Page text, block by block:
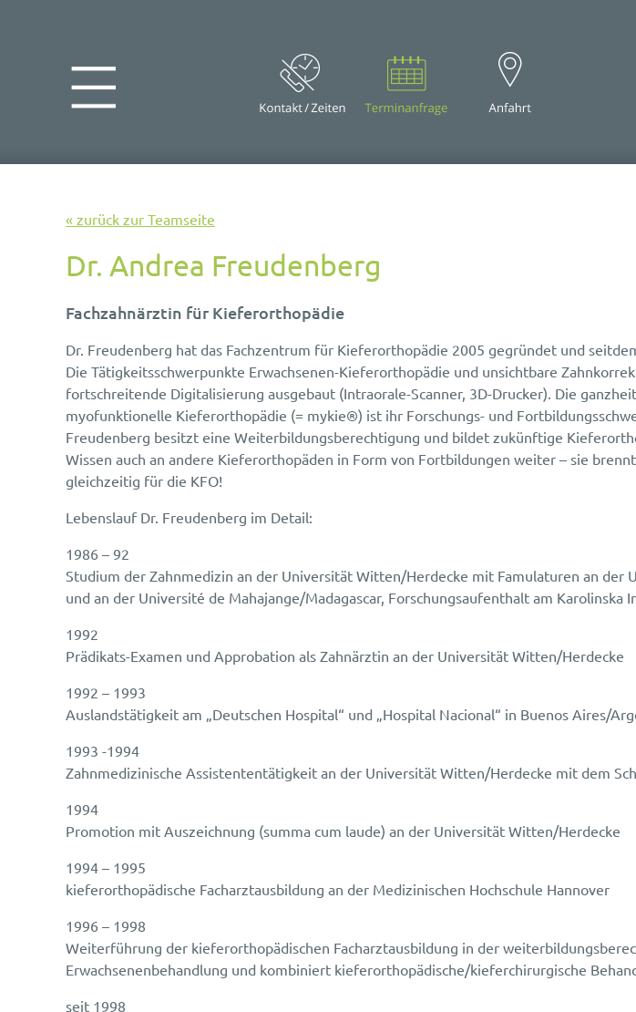
« zurück zur Teamseite
Dr. Andrea Freudenberg
Fachzahnärztin für Kieferorthopädie
Dr. Freudenberg hat das Fachzentrum für Kieferorthopädie 2005 gegründet und
Die Tätigkeitsschwerpunkte Erwachsenen-Kieferorthopädie und unsichtbare
fortschreitende Digitalisierung ausgebaut (Intraorale-Scanner, 3D-Drucker). Die
myofunktionelle Kieferorthopädie (= mykie®) ist ihr Forschungs- und
Freudenberg besitzt eine Weiterbildungsberechtigung und bildet zukünftige
Wissen auch an andere Kieferorthopäden in Form von Fortbildungen weiter – sie
gleichzeitig für die KFO!
Lebenslauf Dr. Freudenberg im Detail:
1986 – 92
Studium der Zahnmedizin an der Universität Witten/Herdecke mit Famulaturen an der
und an der Université de Mahajange/Madagascar, Forschungsaufenthalt am Karolinska
1992
Prädikats-Examen und Approbation als Zahnärztin an der Universität Witten/Herdecke
1992 – 1993
Auslandstätigkeit am „Deutschen Hospital“ und „Hospital Nacional“ in Buenos Aires/
1993 -1994
Zahnmedizinische Assistententätigkeit an der Universität Witten/Herdecke mit dem
1994
Promotion mit Auszeichnung (summa cum laude) an der Universität Witten/Herdecke
1994 – 1995
kieferorthopädische Facharztausbildung an der Medizinischen Hochschule Hannover
1996 – 1998
Weiterführung der kieferorthopädischen Facharztausbildung in der
Erwachsenenbehandlung und kombiniert kieferorthopädische/kieferchirurgische
seit 1998